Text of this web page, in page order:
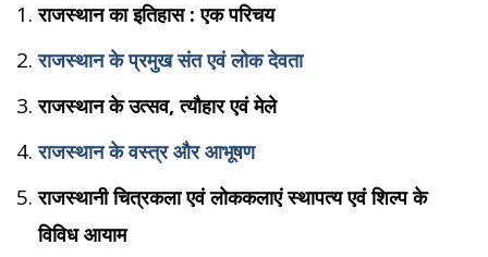
राजस्थान का इतिहास : एक परिचय
राजस्थान के प्रमुख संत एवं लोक देवता
राजस्थान के उत्सव, त्यौहार एवं मेले
राजस्थान के वस्त्र और आभूषण
राजस्थानी चित्रकला एवं लोककलाएं स्थापत्य एवं शिल्प के
विविध आयाम